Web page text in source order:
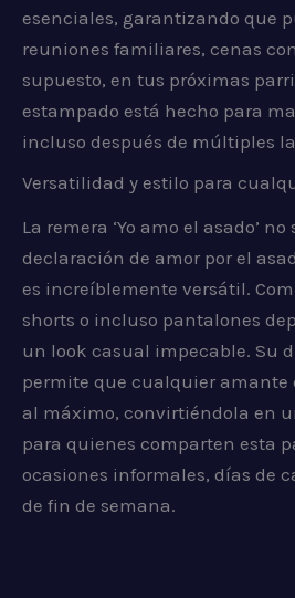
esenciales, garantizando que
reuniones familiares, cenas
supuesto, en tus próximas
estampado está hecho para
incluso después de múltiples
Versatilidad y estilo para
La remera ‘Yo amo el asado’ no
declaración de amor por el
es increíblemente versátil.
shorts o incluso pantalones
un look casual impecable. Su
permite que cualquier amante
al máximo, convirtiéndola en
para quienes comparten esta
ocasiones informales, días de
de fin de semana.